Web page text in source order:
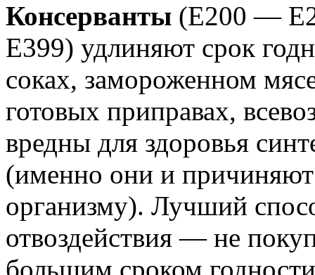
Консерванты (Е200 —
Е399) удлиняют срок
соках, замороженном
готовых приправах,
вредны для здоровья
(именно они и причиняют
организму). Лучший
отвоздействия — не